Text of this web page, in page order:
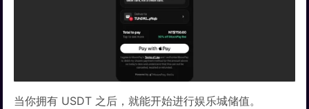
当你拥有 USDT 之后，就能开始进行娱乐城储值。